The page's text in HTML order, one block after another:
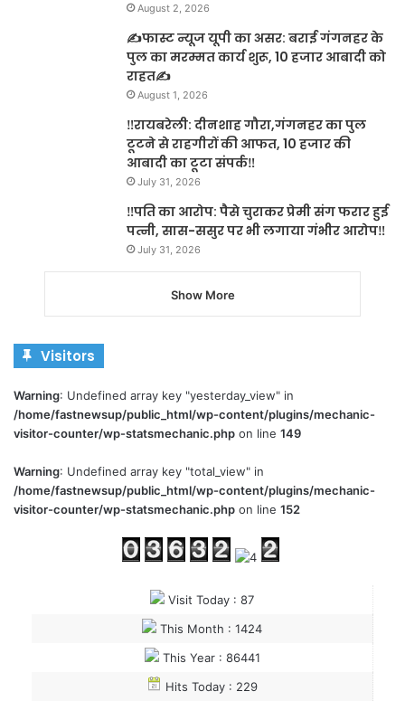
August 2, 2026
✍️फास्ट न्यूज यूपी का असर: बराई गंगनहर के
पुल का मरम्मत कार्य शुरू, 10 हजार आबादी को
राहत✍️
August 1, 2026
‼️रायबरेली: दीनशाह गौरा,गंगनहर का पुल
टूटने से राहगीरों की आफत, 10 हजार की
आबादी का टूटा संपर्क‼️
July 31, 2026
‼️पति का आरोप: पैसे चुराकर प्रेमी संग फरार हुई
पत्नी, सास-ससुर पर भी लगाया गंभीर आरोप‼️
July 31, 2026
Show More
Visitors
Warning: Undefined array key "yesterday_view" in
/home/fastnewsup/public_html/wp-content/plugins/mechanic-
visitor-counter/wp-statsmechanic.php on line 149
Warning: Undefined array key "total_view" in
/home/fastnewsup/public_html/wp-content/plugins/mechanic-
visitor-counter/wp-statsmechanic.php on line 152
Visit Today : 87
This Month : 1424
This Year : 86441
Hits Today : 229